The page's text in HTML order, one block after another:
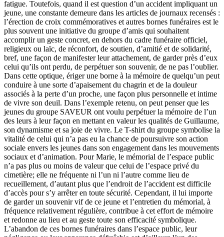
fatigue. Toutefois, quand il est question d’un accident impliquant un
jeune, une constante demeure dans les articles de journaux recensés :
l’érection de croix commémoratives et autres bornes funéraires est le
plus souvent une initiative du groupe d’amis qui souhaitent
accomplir un geste concret, en dehors du cadre funéraire officiel,
religieux ou laïc, de réconfort, de soutien, d’amitié et de solidarité,
bref, une façon de manifester leur attachement, de garder près d’eux
celui qu’ils ont perdu, de perpétuer son souvenir, de ne pas l’oublier.
Dans cette optique, ériger une borne à la mémoire de quelqu’un peut
conduire à une sorte d’apaisement du chagrin et de la douleur
associés à la perte d’un proche, une façon plus personnelle et intime
de vivre son deuil. Dans l’exemple retenu, on peut penser que les
jeunes du groupe SAVEUR ont voulu perpétuer la mémoire de l’un
des leurs à leur façon en mettant en valeur les qualités de Guillaume,
son dynamisme et sa joie de vivre. Le T-shirt du groupe symbolise la
vitalité de celui qui n’a pas eu la chance de poursuivre son action
sociale envers les jeunes dans son engagement dans les mouvements
sociaux et d’animation. Pour Marie, le mémorial de l’espace public
n’a pas plus ou moins de valeur que celui de l’espace privé du
cimetière; elle ne fréquente ni l’un ni l’autre comme lieu de
recueillement, d’autant plus que l’endroit de l’accident est difficile
d’accès pour s’y arrêter en toute sécurité. Cependant, il lui importe
de garder un souvenir vif de ce jeune et l’entretien du mémorial, à
fréquence relativement régulière, contribue à cet effort de mémoire
et redonne au lieu et au geste toute son efficacité symbolique.
L’abandon de ces bornes funéraires dans l’espace public, leur